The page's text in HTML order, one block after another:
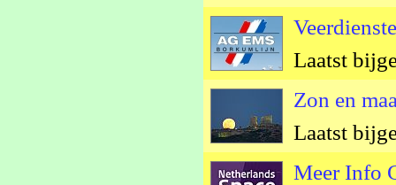
Laatst
Zon en
Laatst
Meer Info